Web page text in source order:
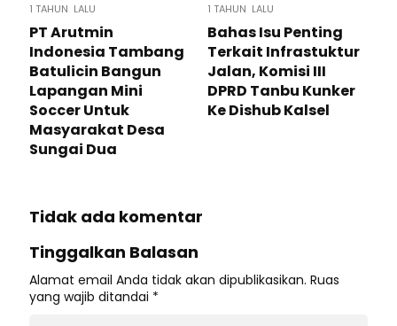
1 TAHUN LALU
PT Arutmin
Indonesia Tambang
Batulicin Bangun
Lapangan Mini
Soccer Untuk
Masyarakat Desa
Sungai Dua
1 TAHUN LALU
Bahas Isu Penting
Terkait Infrastuktur
Jalan, Komisi III
DPRD Tanbu Kunker
Ke Dishub Kalsel
Tidak ada komentar
Tinggalkan Balasan
Alamat email Anda tidak akan dipublikasikan. Ruas
yang wajib ditandai *